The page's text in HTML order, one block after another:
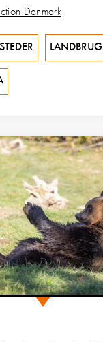
Danmark
LANDBRUG